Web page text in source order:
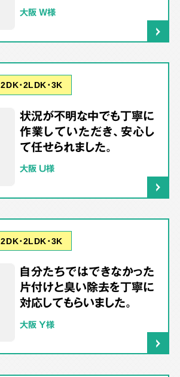
大阪 W様
2DK･2LDK･3K
状況が不明な中でも丁寧に
作業していただき、安心し
て任せられました。
大阪 U様
2DK･2LDK･3K
自分たちではできなかった
片付けと臭い除去を丁寧に
対応してもらいました。
大阪 Y様